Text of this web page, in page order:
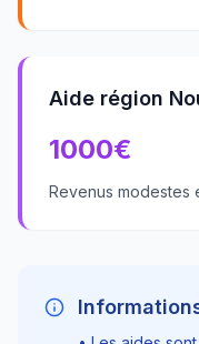
Aide région
1000€
Revenus modestes